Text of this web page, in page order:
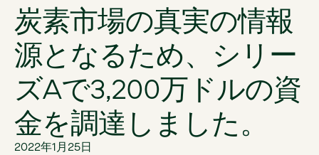
炭素市場の真実の情報
源となるため、シリー
ズAで3,200万ドルの資
金を調達しました。
2022年1月25日